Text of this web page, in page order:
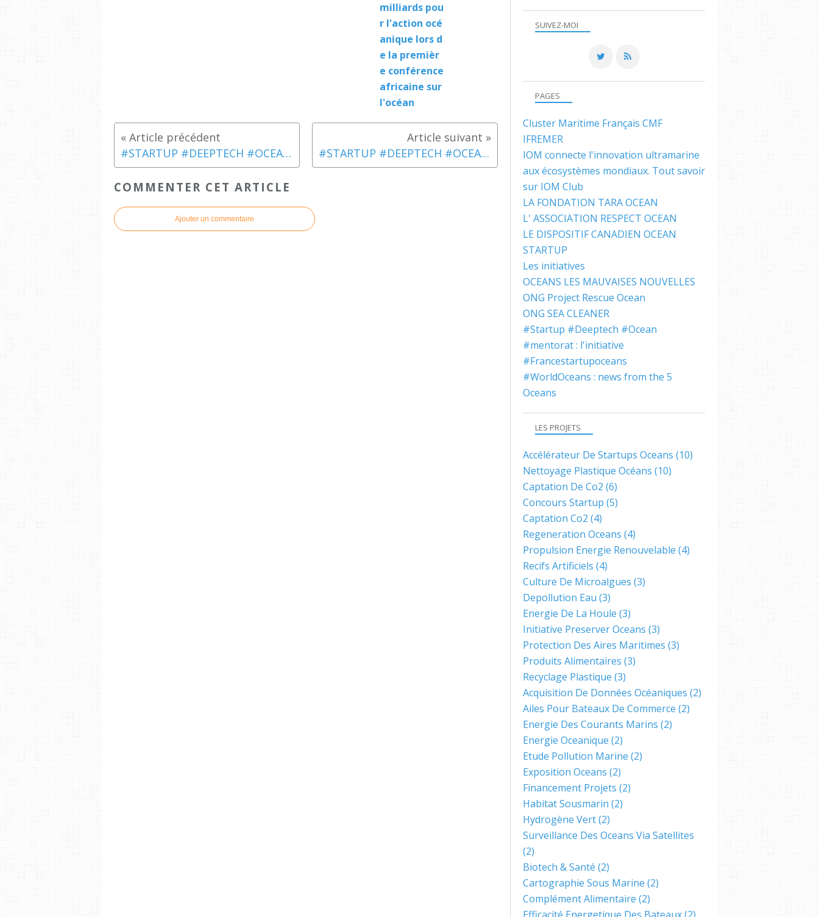
milliards pou
r l'action océ
anique lors d
e la premièr
e conférence
africaine sur
l'océan
#STARTUP #DEEPTECH #OCEAN #MENTORAT #FRANCESTARTUPOCEANS : LE PROJET 123 CYCLAMER #STARTUP #DEEPTECH #OCEAN #MENTORAT #FRANCESTARTUPOCEANS : LE PROJET 124 SEATURNS
COMMENTER CET ARTICLE
Ajouter un commentaire
SUIVEZ-MOI
PAGES
Cluster Maritime Français CMF
IFREMER
IOM connecte l'innovation ultramarine
aux écosystèmes mondiaux. Tout savoir
sur IOM Club
LA FONDATION TARA OCEAN
L' ASSOCIATION RESPECT OCEAN
LE DISPOSITIF CANADIEN OCEAN
STARTUP
Les initiatives
OCEANS LES MAUVAISES NOUVELLES
ONG Project Rescue Ocean
ONG SEA CLEANER
#Startup #Deeptech #Ocean
#mentorat : l'initiative
#Francestartupoceans
#WorldOceans : news from the 5
Oceans
LES PROJETS
Accélérateur De Startups Oceans (10)
Nettoyage Plastique Océans (10)
Captation De Co2 (6)
Concours Startup (5)
Captation Co2 (4)
Regeneration Oceans (4)
Propulsion Energie Renouvelable (4)
Recifs Artificiels (4)
Culture De Microalgues (3)
Depollution Eau (3)
Energie De La Houle (3)
Initiative Preserver Oceans (3)
Protection Des Aires Maritimes (3)
Produits Alimentaires (3)
Recyclage Plastique (3)
Acquisition De Données Océaniques (2)
Ailes Pour Bateaux De Commerce (2)
Energie Des Courants Marins (2)
Energie Oceanique (2)
Etude Pollution Marine (2)
Exposition Oceans (2)
Financement Projets (2)
Habitat Sousmarin (2)
Hydrogène Vert(2)
Surveillance Des Oceans Via Satellites
(2)
Biotech & Santé (2)
Cartographie Sous Marine (2)
Complément Alimentaire (2)